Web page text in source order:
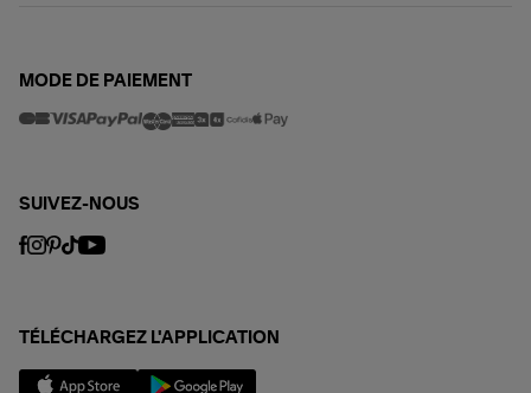
MODE DE PAIEMENT
SUIVEZ-NOUS
TÉLÉCHARGEZ L'APPLICATION